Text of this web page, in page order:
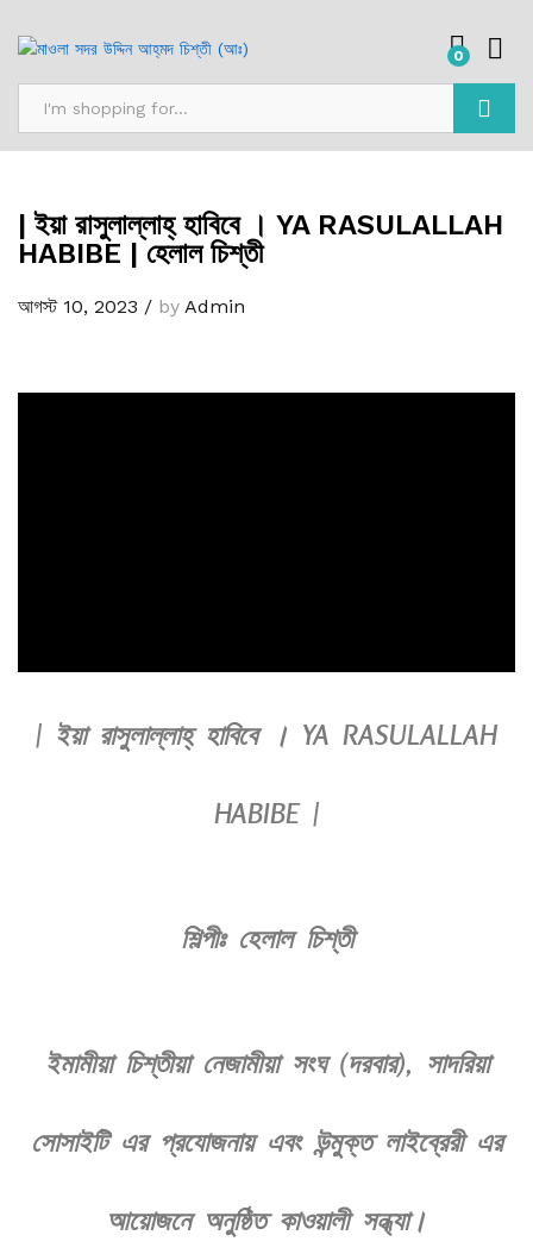
0
| ইয়া রাসুলাল্লাহ্‌ হাবিবে । YA RASULALLAH
HABIBE | হেলাল চিশ্‌তী
আগস্ট 10, 2023 / by Admin
| ইয়া রাসুলাল্লাহ্‌ হাবিবে । YA RASULALLAH
HABIBE |
শিল্পীঃ হেলাল চিশ্‌তী
ইমামীয়া চিশ্‌তীয়া নেজামীয়া সংঘ (দরবার), সাদরিয়া
সোসাইটি এর প্রযোজনায় এবং উন্মুক্ত লাইব্রেরী এর
আয়োজনে অনুষ্ঠিত কাওয়ালী সন্ধ্যা।